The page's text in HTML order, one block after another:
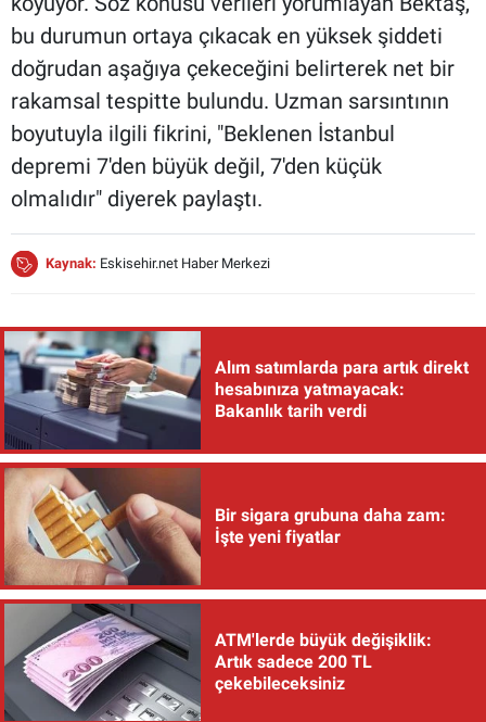
bu durumun ortaya çıkacak en yüksek şiddeti
doğrudan aşağıya çekeceğini belirterek net bir
rakamsal tespitte bulundu. Uzman sarsıntının
boyutuyla ilgili fikrini, "Beklenen İstanbul
depremi 7'den büyük değil, 7'den küçük
olmalıdır" diyerek paylaştı.
Kaynak: Eskisehir.net Haber Merkezi
Alım satımlarda para artık direkt
hesabınıza yatmayacak:
Bakanlık tarih verdi
Bir sigara grubuna daha zam:
İşte yeni fiyatlar
ATM'lerde büyük değişiklik:
Artık sadece 200 TL
çekebileceksiniz